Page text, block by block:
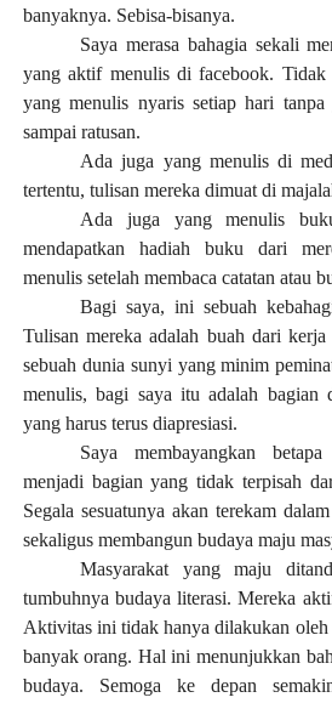
banyaknya. Sebisa-bisanya.
Saya merasa bahagia sekali
yang aktif menulis di facebook. Tidak
yang menulis nyaris setiap hari tanpa
sampai ratusan.
Ada juga yang menulis di
tertentu, tulisan mereka dimuat di
Ada juga yang menulis
mendapatkan hadiah buku dari
menulis setelah membaca catatan atau
Bagi saya, ini sebuah
Tulisan mereka adalah buah dari
sebuah dunia sunyi yang minim
menulis, bagi saya itu adalah bagian
yang harus terus diapresiasi.
Saya membayangkan
menjadi bagian yang tidak terpisah
Segala sesuatunya akan terekam
sekaligus membangun budaya maju
Masyarakat yang maju
tumbuhnya budaya literasi. Mereka
Aktivitas ini tidak hanya dilakukan oleh
banyak orang. Hal ini menunjukkan
budaya. Semoga ke depan